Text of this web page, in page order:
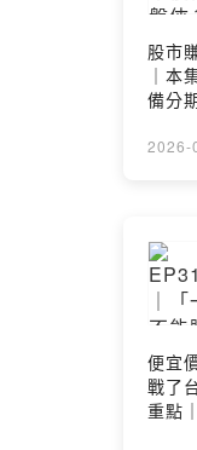
股市
｜本
備分期付
2026-
便宜
戰了
重點